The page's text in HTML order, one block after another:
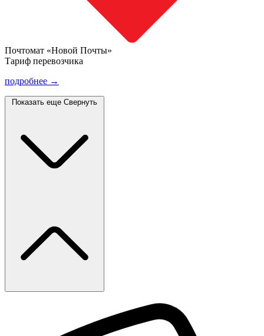
Почтомат «Новой Почты»
Тариф перевозчика
подробнее →
Показать еще Свернуть